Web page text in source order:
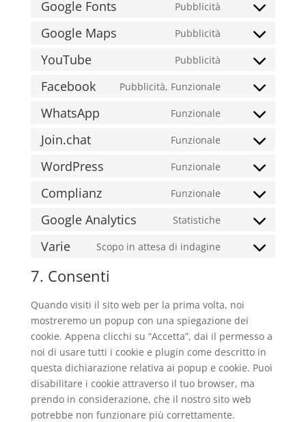
service
themes)
Google Fonts Pubblicità
Consent
google-
Google Maps Pubblicità
Consent
google-
YouTube Pubblicità
Consent
youtube
Facebook Pubblicità, Funzionale
Consent
facebook
WhatsApp Funzionale
Consent
whatsapp
Join.chat Funzionale
Consent
join.chat
WordPress Funzionale
Consent
wordpress
Complianz Funzionale
Consent
complianz
Google Analytics Statistiche
Consent
Varie Scopo in attesa di indagine
Consent
varie
7. Consenti
Quando visiti il sito web per la prima volta, noi
mostreremo un popup con una spiegazione dei
cookie. Appena clicchi su “Accetta”, dai il permesso a
noi di usare tutti i cookie e plugin come descritto in
questa dichiarazione relativa ai popup e cookie. Puoi
disabilitare i cookie attraverso il tuo browser, ma
prendo in considerazione, che il nostro sito web
potrebbe non funzionare più correttamente.